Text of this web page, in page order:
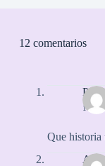
12 comentarios
Pauli
11
Que historia